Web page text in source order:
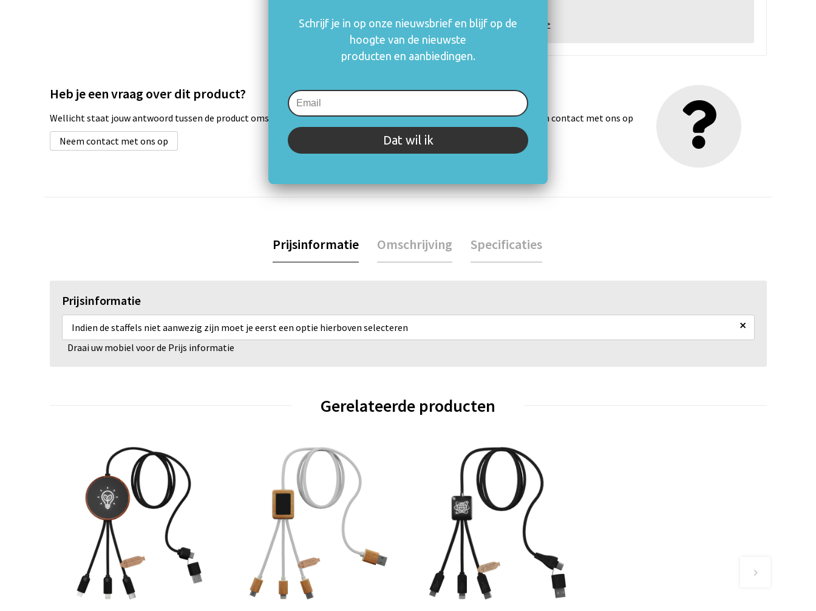
Meer informatie >
Heb je een vraag over dit product?
Wellicht staat jouw antwoord tussen de product omschrijving of specificaties. Staat jouw vraag er niet tussen? Neem dan contact met ons op
Neem contact met ons op
Prijsinformatie Omschrijving Specificaties
Prijsinformatie
Indien de staffels niet aanwezig zijn moet je eerst een optie hierboven selecteren ×
Draai uw mobiel voor de Prijs informatie
Gerelateerde producten
Schrijf je in op onze nieuwsbrief en blijf op de
hoogte van de nieuwste
producten en aanbiedingen.
Dat wil ik